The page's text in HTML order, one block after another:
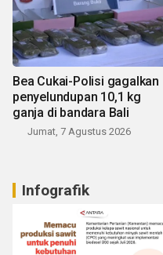
Bea Cukai-Polisi gagalkan
penyelundupan 10,1 kg
ganja di bandara Bali
Jumat, 7 Agustus 2026
Infografik